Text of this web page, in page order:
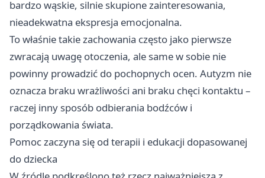
bardzo wąskie, silnie skupione zainteresowania,
nieadekwatna ekspresja emocjonalna.
To właśnie takie zachowania często jako pierwsze
zwracają uwagę otoczenia, ale same w sobie nie
powinny prowadzić do pochopnych ocen. Autyzm nie
oznacza braku wrażliwości ani braku chęci kontaktu –
raczej inny sposób odbierania bodźców i
porządkowania świata.
Pomoc zaczyna się od terapii i edukacji dopasowanej
do dziecka